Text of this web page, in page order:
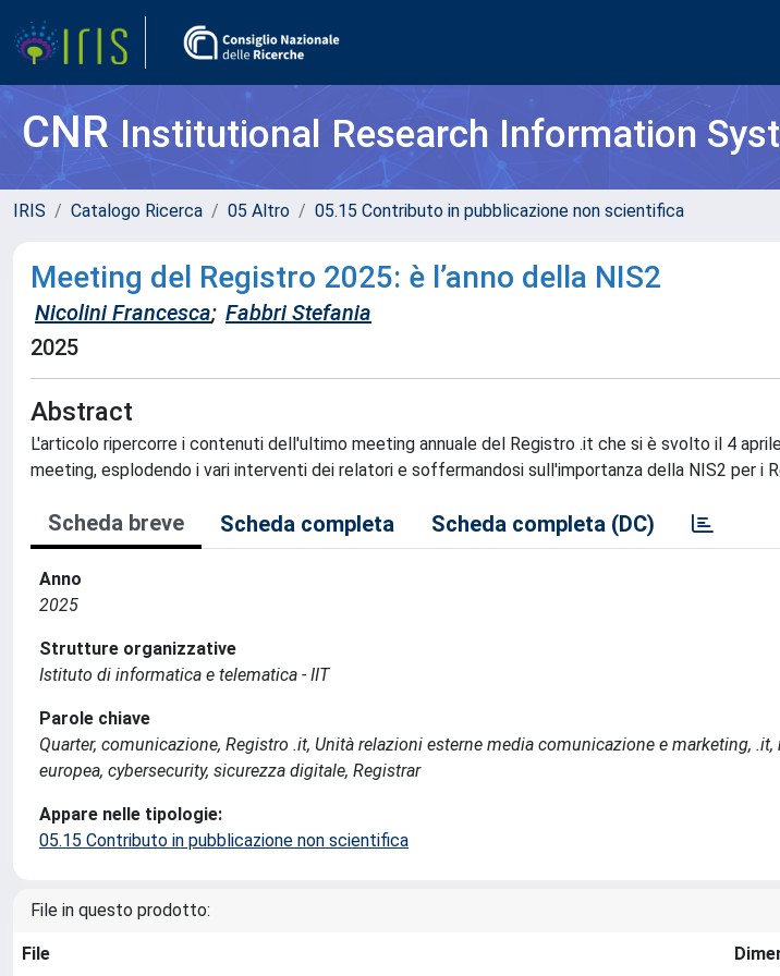
CNRInstitutional Research Information
IRIS Catalogo Ricerca 05 Altro 05.15 Contributo in pubblicazione non scientifica
Meeting del Registro 2025: è l’anno della NIS2
Nicolini Francesca; Fabbri Stefania
2025
Abstract
L'articolo ripercorre i contenuti dell'ultimo meeting annuale del Registro .it che si è svolto il 4
meeting, esplodendo i vari interventi dei relatori e soffermandosi sull'importanza della NIS2 per i
Scheda breve Scheda completa Scheda completa (DC)
Anno
2025
Strutture organizzative
Istituto di informatica e telematica - IIT
Parole chiave
Quarter, comunicazione, Registro .it, Unità relazioni esterne media comunicazione e marketing,
europea, cybersecurity, sicurezza digitale, Registrar
Appare nelle tipologie:
05.15 Contributo in pubblicazione non scientifica
File in questo prodotto:
File